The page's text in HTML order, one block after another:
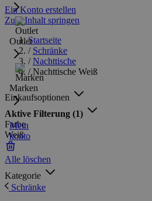
Outlet
Marken
Mein
konto
Ein Konto erstellen
Zum Inhalt springen
Startseite
/ Schränke
/ Nachttische
/ Nachttische Weiß
Einkaufsoptionen
Aktive Filterung (1)
Farbe
Weiß
Alle löschen
Kategorie
Schränke